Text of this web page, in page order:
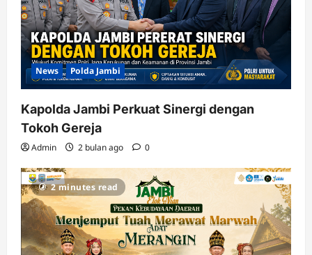
News Polda Jambi
Kapolda Jambi Perkuat Sinergi dengan
Tokoh Gereja
Admin 2 bulan ago 0
2 minutes read